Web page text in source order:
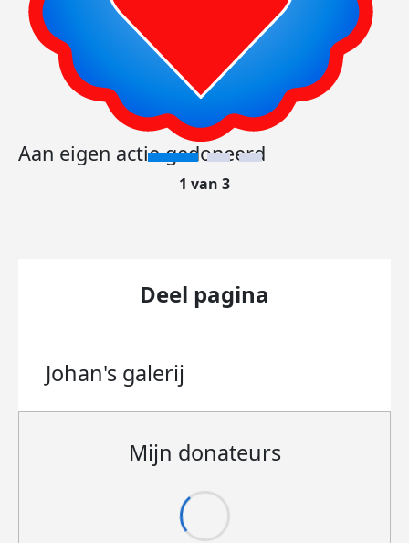
Aan eigen actie gedoneerd
1 van 3
Deel pagina
Johan's galerij
Mijn donateurs